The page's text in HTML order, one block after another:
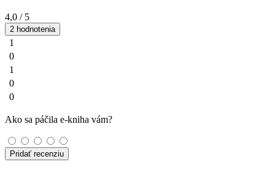
4,0 / 5
2 hodnotenia
1
0
1
0
0
Ako sa páčila e-kniha vám?
Pridať recenziu